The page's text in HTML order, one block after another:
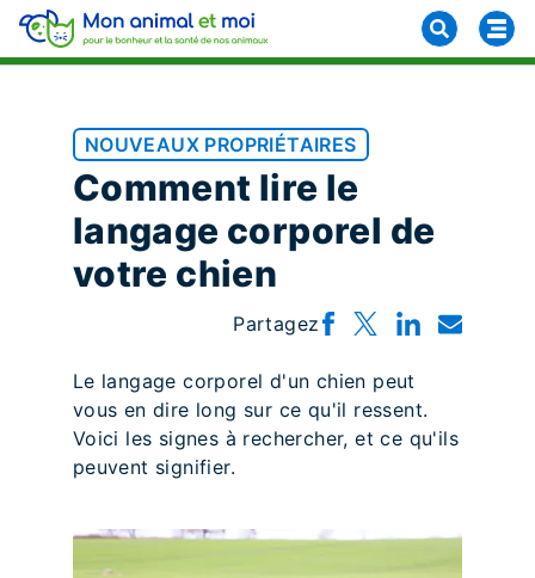
NOUVEAUX PROPRIÉTAIRES
Comment lire le
langage corporel de
votre chien
Partagez
Le langage corporel d'un chien peut
vous en dire long sur ce qu'il ressent.
Voici les signes à rechercher, et ce qu'ils
peuvent signifier.